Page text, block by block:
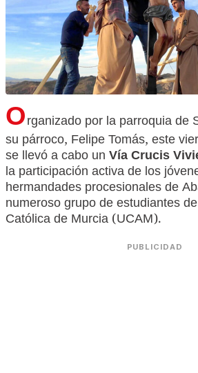
Organizado por la parroquia de
su párroco, Felipe Tomás, este
se llevó a cabo un Vía Crucis
la participación activa de los
hermandades procesionales de
numeroso grupo de estudiantes
Católica de Murcia (UCAM).
PUBLICIDAD